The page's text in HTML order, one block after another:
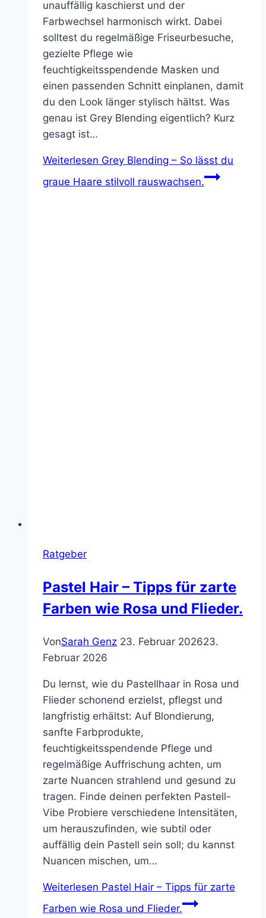
unauffällig kaschierst und der
Farbwechsel harmonisch wirkt. Dabei
solltest du regelmäßige Friseurbesuche,
gezielte Pflege wie
feuchtigkeitsspendende Masken und
einen passenden Schnitt einplanen, damit
du den Look länger stylisch hältst. Was
genau ist Grey Blending eigentlich? Kurz
gesagt ist…
Weiterlesen Grey Blending – So lässt du
graue Haare stilvoll rauswachsen.
Ratgeber
Pastel Hair – Tipps für zarte
Farben wie Rosa und Flieder.
VonSarah Genz 23. Februar 202623.
Februar 2026
Du lernst, wie du Pastellhaar in Rosa und
Flieder schonend erzielst, pflegst und
langfristig erhältst: Auf Blondierung,
sanfte Farbprodukte,
feuchtigkeitsspendende Pflege und
regelmäßige Auffrischung achten, um
zarte Nuancen strahlend und gesund zu
tragen. Finde deinen perfekten Pastell-
Vibe Probiere verschiedene Intensitäten,
um herauszufinden, wie subtil oder
auffällig dein Pastell sein soll; du kannst
Nuancen mischen, um…
Weiterlesen Pastel Hair – Tipps für zarte
Farben wie Rosa und Flieder.